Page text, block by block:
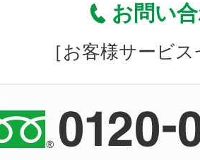
お問い
［お客様サービ